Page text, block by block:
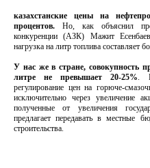
казахстанские цены на
процентов. Но, как объяснил
конкуренции (АЗК) Мажит
нагрузка на литр топлива составляет
У нас же в стране, совокупность
литре не превышает 20-25%.
регулирование цен на горюче-
исключительно через увеличение
полученные от увеличения
предлагает передавать в местные
строительства.